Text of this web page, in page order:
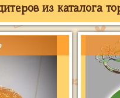
из каталога